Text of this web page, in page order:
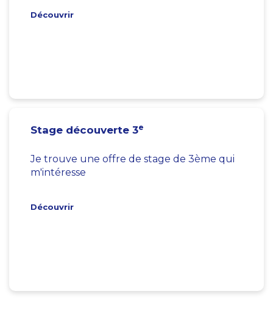
Découvrir
Stage découverte 3e
Je trouve une offre de stage de 3ème qui
m'intéresse
Découvrir